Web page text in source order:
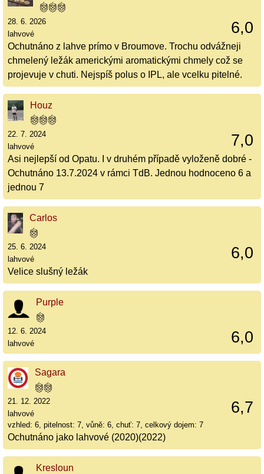
6,0
28. 6. 2026
lahvové
Ochutnáno z lahve prímo v Broumove. Trochu odvážneji
chmelený ležák americkými aromatickými chmely což se
projevuje v chuti. Nejspíš polus o IPL, ale vcelku pitelné.
Houz
7,0
22. 7. 2024
lahvové
Asi nejlepší od Opatu. I v druhém případě vyloženě dobré -
Ochutnáno 13.7.2024 v rámci TdB. Jednou hodnoceno 6 a
jednou 7
Carlos
6,0
25. 6. 2024
lahvové
Velice slušný ležák
Purple
6,0
12. 6. 2024
lahvové
Sagara
6,7
21. 12. 2022
lahvové
vzhled: 6, pitelnost: 7, vůně: 6, chuť: 7, celkový dojem: 7
Ochutnáno jako lahvové (2020)(2022)
Kresloun